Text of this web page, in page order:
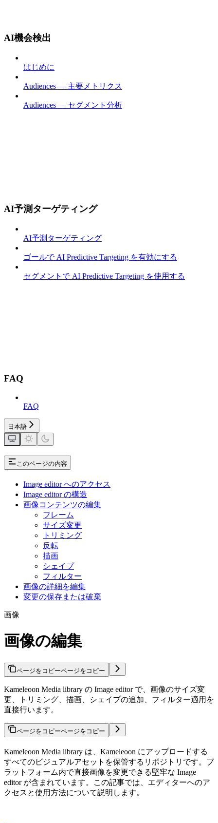
AI機会検出
はじめに
Audiences — 主要メトリクス
Audiences — セグメント分析
AI予測ターゲティング
AI予測ターゲティング
ゴールで AI Predictive Targeting を有効にする
セグメントで AI Predictive Targeting を使用する
FAQ
FAQ
日本語
このページの内容
Image editor へのアクセス
Image editor の構造
画像コンテンツの編集
フレーム
サイズ変更
トリミング
反転
描画
シェイプ
フィルター
画像の詳細を編集
変更の保存または破棄
画像
画像の編集
ページをコピーページをコピー
Kameleoon Media library の Image editor で、画像のサイズ変
更、トリミング、描画、シェイプの追加、フィルター適用を
直接行います。
ページをコピーページをコピー
Kameleoon Media library は、Kameleoon にアップロードする
すべてのビジュアルアセットを保管するリポジトリです。プ
ラットフォーム内で直接画像を変更できる堅牢な Image
editor が含まれています。この記事では、エディターへのア
クセスと使用方法について説明します。